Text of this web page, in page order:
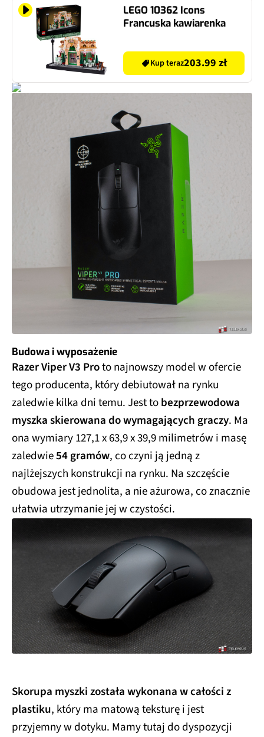
LEGO 10362 Icons
Francuska kawiarenka
Kup teraz203.99 zł
Budowa i wyposażenie
Razer Viper V3 Proto najnowszy model w ofercie
tego producenta, który debiutował na rynku
zaledwie kilka dni temu. Jest tobezprzewodowa
myszka skierowana do wymagających graczy. Ma
ona wymiary 127,1 x 63,9 x 39,9 milimetrów i masę
zaledwie54 gramów, co czyni ją jedną z
najlżejszych konstrukcji na rynku. Na szczęście
obudowa jest jednolita, a nie ażurowa, co znacznie
ułatwia utrzymanie jej w czystości.
Skorupa myszki została wykonana w całości z
plastiku, który ma matową teksturę i jest
przyjemny w dotyku. Mamy tutaj do dyspozycji